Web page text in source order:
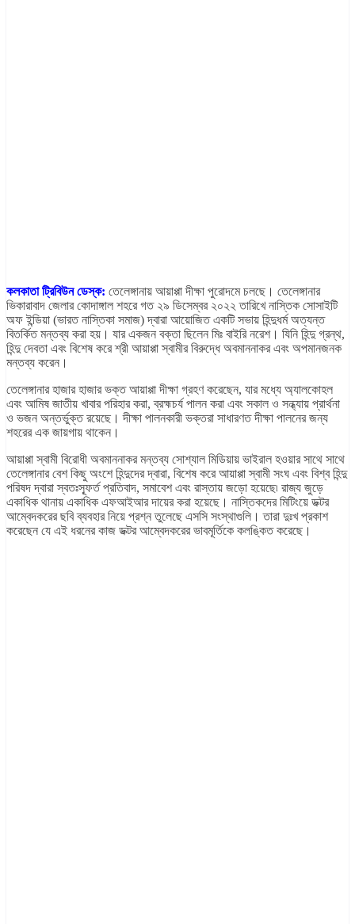
কলকাতা ট্রিবিউন ডেস্ক: তেলেঙ্গানায় আয়াপ্পা দীক্ষা পুরোদমে চলছে। তেলেঙ্গানার
ভিকারাবাদ জেলার কোদাঙ্গাল শহরে গত ২৯ ডিসেম্বর ২০২২ তারিখে নাস্তিক সোসাইটি
অফ ইন্ডিয়া (ভারত নাস্তিকা সমাজ) দ্বারা আয়োজিত একটি সভায় হিন্দুধর্ম অত্যন্ত
বিতর্কিত মন্তব্য করা হয়। যার একজন বক্তা ছিলেন মিঃ বাইরি নরেশ। যিনি হিন্দু গ্রন্থ,
হিন্দু দেবতা এবং বিশেষ করে শ্রী আয়াপ্পা স্বামীর বিরুদ্ধে অবমাননাকর এবং অপমানজনক
মন্তব্য করেন।
তেলেঙ্গানার হাজার হাজার ভক্ত আয়াপ্পা দীক্ষা গ্রহণ করেছেন, যার মধ্যে অ্যালকোহল
এবং আমিষ জাতীয় খাবার পরিহার করা, ব্রহ্মচর্য পালন করা এবং সকাল ও সন্ধ্যায় প্রার্থনা
ও ভজন অন্তর্ভুক্ত রয়েছে। দীক্ষা পালনকারী ভক্তরা সাধারণত দীক্ষা পালনের জন্য
শহরের এক জায়গায় থাকেন।
আয়াপ্পা স্বামী বিরোধী অবমাননাকর মন্তব্য সোশ্যাল মিডিয়ায় ভাইরাল হওয়ার সাথে সাথে
তেলেঙ্গানার বেশ কিছু অংশে হিন্দুদের দ্বারা, বিশেষ করে আয়াপ্পা স্বামী সংঘ এবং বিশ্ব হিন্দু
পরিষদ দ্বারা স্বতঃস্ফূর্ত প্রতিবাদ, সমাবেশ এবং রাস্তায় জড়ো হয়েছে৷ রাজ্য জুড়ে
একাধিক থানায় একাধিক এফআইআর দায়ের করা হয়েছে। নাস্তিকদের মিটিংয়ে ডক্টর
আম্বেদকরের ছবি ব্যবহার নিয়ে প্রশ্ন তুলেছে এসসি সংস্থাগুলি। তারা দুঃখ প্রকাশ
করেছেন যে এই ধরনের কাজ ডক্টর আম্বেদকরের ভাবমূর্তিকে কলঙ্কিত করেছে।